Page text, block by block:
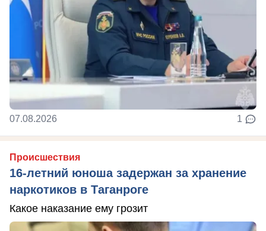
07.08.2026 1
Происшествия
16-летний юноша задержан за хранение
наркотиков в Таганроге
Какое наказание ему грозит